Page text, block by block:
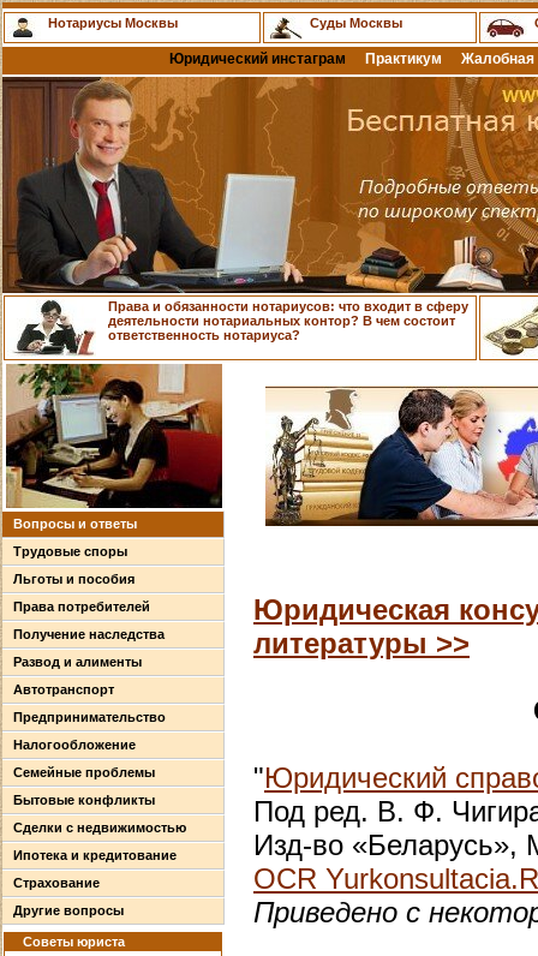
Нотариусы Москвы Суды Москвы
Юридический инстаграм Практикум Жалобная
Права и обязанности нотариусов: что входит в сферу
деятельности нотариальных контор? В чем состоит
ответственность нотариуса?
Вопросы и ответы
Трудовые споры
Льготы и пособия
Права потребителей
Получение наследства
Развод и алименты
Автотранспорт
Предпринимательство
Налогообложение
Семейные проблемы
Бытовые конфликты
Сделки с недвижимостью
Ипотека и кредитование
Страхование
Другие вопросы
Советы юриста
Юридическая
литературы >>
"Юридический
Под ред. В. Ф.
Изд-во «Беларусь»,
OCR
Приведено с